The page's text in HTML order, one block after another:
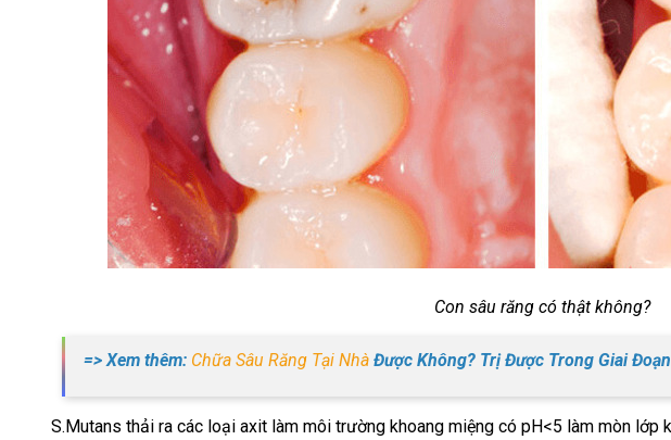
Con sâu răng có thật không?
=> Xem thêm: Chữa Sâu Răng Tại Nhà Được Không? Trị Được Trong Giai
S.Mutans thải ra các loại axit làm môi trường khoang miệng có pH<5 làm mòn